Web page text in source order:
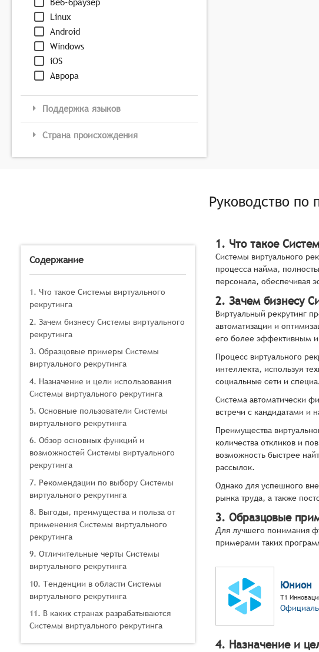
Веб-браузер
Linux
Android
Windows
iOS
Аврора
Поддержка языков
Страна происхождения
Руководство по
Содержание
1. Что такое Системы виртуального
рекрутинга
2. Зачем бизнесу Системы виртуального
рекрутинга
3. Образцовые примеры Системы
виртуального рекрутинга
4. Назначение и цели использования
Системы виртуального рекрутинга
5. Основные пользователи Системы
виртуального рекрутинга
6. Обзор основных функций и
возможностей Системы виртуального
рекрутинга
7. Рекомендации по выбору Системы
виртуального рекрутинга
8. Выгоды, преимущества и польза от
применения Системы виртуального
рекрутинга
9. Отличительные черты Системы
виртуального рекрутинга
10. Тенденции в области Системы
виртуального рекрутинга
11. В каких странах разрабатываются
Системы виртуального рекрутинга
1. Что такое
Системы виртуального
процесса найма,
персонала, обеспечивая
2. Зачем бизнесу
Виртуальный рекрутинг
автоматизации и
его более эффективным
Процесс виртуального
интеллекта, используя
социальные сети и
Система автоматически
встречи с кандидатами и
Преимущества
количества откликов и
возможность быстрее
рассылок.
Однако для успешного
рынка труда, а также
3. Образцовые
Для лучшего понимания
примерами таких
Юнион
Т1
4. Назначение и